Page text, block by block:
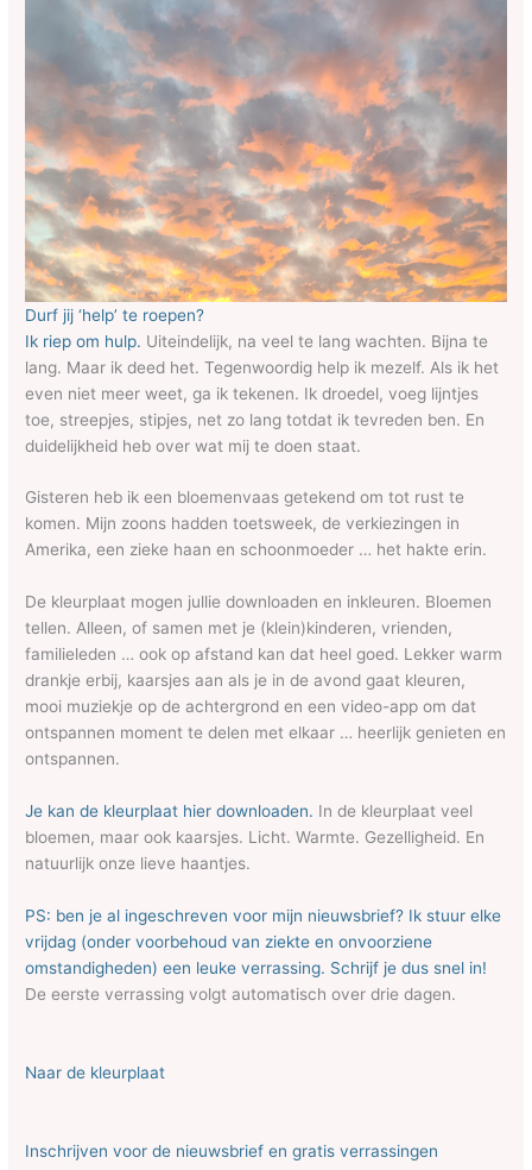
Durf jij ‘help’ te roepen?
Ik riep om hulp. Uiteindelijk, na veel te lang wachten. Bijna te
lang. Maar ik deed het. Tegenwoordig help ik mezelf. Als ik het
even niet meer weet, ga ik tekenen. Ik droedel, voeg lijntjes
toe, streepjes, stipjes, net zo lang totdat ik tevreden ben. En
duidelijkheid heb over wat mij te doen staat.
Gisteren heb ik een bloemenvaas getekend om tot rust te
komen. Mijn zoons hadden toetsweek, de verkiezingen in
Amerika, een zieke haan en schoonmoeder … het hakte erin.
De kleurplaat mogen jullie downloaden en inkleuren. Bloemen
tellen. Alleen, of samen met je (klein)kinderen, vrienden,
familieleden … ook op afstand kan dat heel goed. Lekker warm
drankje erbij, kaarsjes aan als je in de avond gaat kleuren,
mooi muziekje op de achtergrond en een video-app om dat
ontspannen moment te delen met elkaar … heerlijk genieten en
ontspannen.
Je kan de kleurplaat hier downloaden. In de kleurplaat veel
bloemen, maar ook kaarsjes. Licht. Warmte. Gezelligheid. En
natuurlijk onze lieve haantjes.
PS: ben je al ingeschreven voor mijn nieuwsbrief? Ik stuur elke
vrijdag (onder voorbehoud van ziekte en onvoorziene
omstandigheden) een leuke verrassing. Schrijf je dus snel in!
De eerste verrassing volgt automatisch over drie dagen.
Naar de kleurplaat
Inschrijven voor de nieuwsbrief en gratis verrassingen